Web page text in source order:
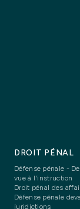
DROIT PÉNAL
Défense pénale -
vue à l'instruction
Droit pénal des
Défense pénale
juridictions